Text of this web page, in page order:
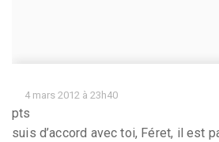
4 mars 2012 à 23h40
pts
suis d’accord avec toi, Féret, il est